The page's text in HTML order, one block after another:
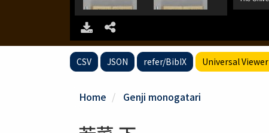
CSV JSON refer/BibIX Universal Viewer
Home Genji monogatari